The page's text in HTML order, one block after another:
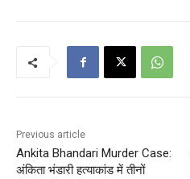
Previous article
Ankita Bhandari Murder Case:
अंकिता भंडारी हत्याकांड में तीनों